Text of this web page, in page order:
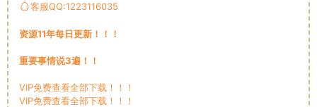
客服QQ:1223116035
资源11年每日更新！！！
重要事情说3遍！！
VIP免费查看全部下载！！！
VIP免费查看全部下载！！！